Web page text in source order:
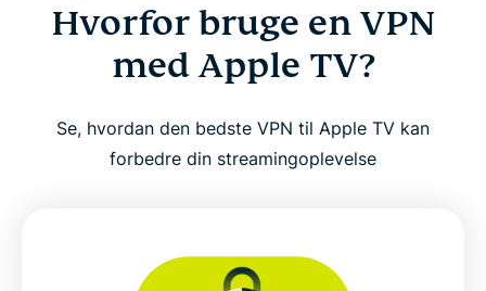
Hvorfor bruge en VPN
med Apple TV?
Se, hvordan den bedste VPN til Apple TV kan
forbedre din streamingoplevelse